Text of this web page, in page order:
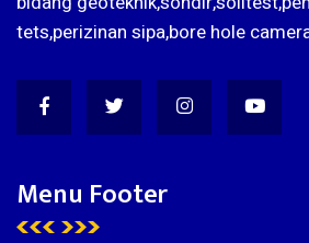
tets,perizinan sipa,bore hole
Menu Footer